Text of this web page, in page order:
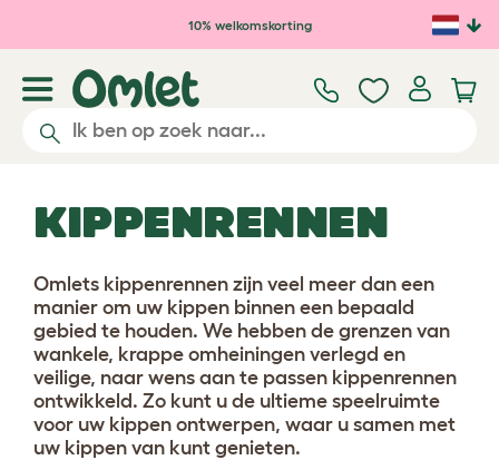
Ga naar de hoofdinhoud
10% welkomskorting
KIPPENRENNEN
Omlets kippenrennen zijn veel meer dan een
manier om uw kippen binnen een bepaald
gebied te houden. We hebben de grenzen van
wankele, krappe omheiningen verlegd en
veilige, naar wens aan te passen kippenrennen
ontwikkeld. Zo kunt u de ultieme speelruimte
voor uw kippen ontwerpen, waar u samen met
uw kippen van kunt genieten.